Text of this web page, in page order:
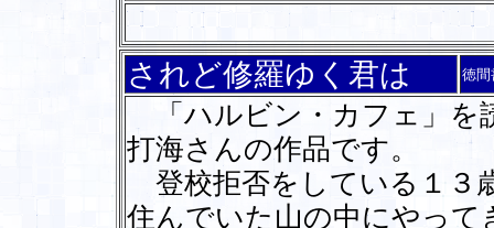
されど修羅ゆく君は 徳間
「ハルビン・カフェ」を
打海さんの作品です。
登校拒否をしている１３
住んでいた山の中にやって